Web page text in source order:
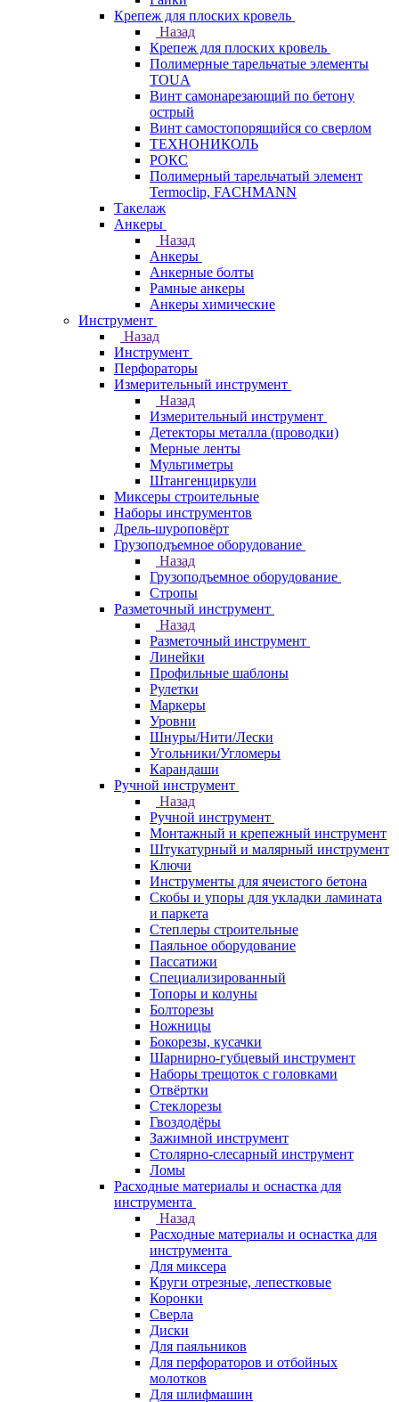
Крепеж для плоских кровель
Назад
Крепеж для плоских кровель
Полимерные тарельчатые элементы
TOUA
Винт самонарезающий по бетону
острый
Винт самостопорящийся со сверлом
ТЕХНОНИКОЛЬ
РОКС
Полимерный тарельчатый элемент
Termoclip, FACHMANN
Такелаж
Анкеры
Назад
Анкеры
Анкерные болты
Рамные анкеры
Анкеры химические
Инструмент
Назад
Инструмент
Перфораторы
Измерительный инструмент
Назад
Измерительный инструмент
Детекторы металла (проводки)
Мерные ленты
Мультиметры
Штангенциркули
Миксеры строительные
Наборы инструментов
Дрель-шуроповёрт
Грузоподъемное оборудование
Назад
Грузоподъемное оборудование
Стропы
Разметочный инструмент
Назад
Разметочный инструмент
Линейки
Профильные шаблоны
Рулетки
Маркеры
Уровни
Шнуры/Нити/Лески
Угольники/Угломеры
Карандаши
Ручной инструмент
Назад
Ручной инструмент
Монтажный и крепежный инструмент
Штукатурный и малярный инструмент
Ключи
Инструменты для ячеистого бетона
Скобы и упоры для укладки ламината
и паркета
Степлеры строительные
Паяльное оборудование
Пассатижи
Специализированный
Топоры и колуны
Болторезы
Ножницы
Бокорезы, кусачки
Шарнирно-губцевый инструмент
Наборы трещоток с головками
Отвёртки
Стеклорезы
Гвоздодёры
Зажимной инструмент
Столярно-слесарный инструмент
Ломы
Расходные материалы и оснастка для
инструмента
Назад
Расходные материалы и оснастка для
инструмента
Для миксера
Круги отрезные, лепестковые
Коронки
Сверла
Диски
Для паяльников
Для перфораторов и отбойных
молотков
Для шлифмашин